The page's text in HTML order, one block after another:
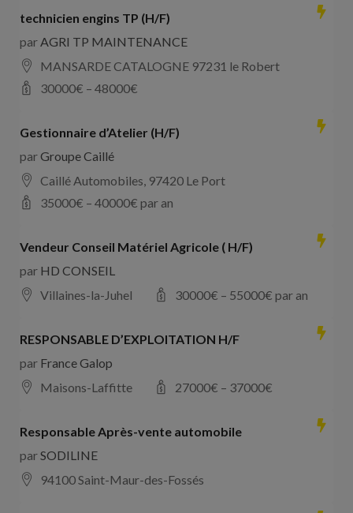
technicien engins TP (H/F)
parAGRI TP MAINTENANCE
MANSARDE CATALOGNE 97231 le Robert
30000€ – 48000€
Gestionnaire d’Atelier (H/F)
parGroupe Caillé
Caillé Automobiles, 97420 Le Port
35000€ – 40000€ par an
Vendeur Conseil Matériel Agricole ( H/F)
par HD CONSEIL
Villaines-la-Juhel
30000€ – 55000€ par an
RESPONSABLE D’EXPLOITATION H/F
par France Galop
Maisons-Laffitte
27000€ – 37000€
Responsable Après-vente automobile
parSODILINE
94100 Saint-Maur-des-Fossés